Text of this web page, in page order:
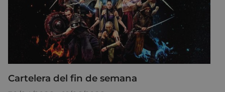
Cartelera del fin de semana